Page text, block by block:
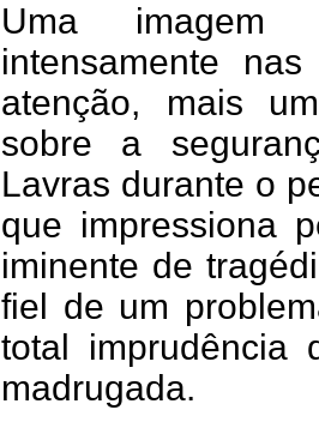
Uma imagem
intensamente
atenção, mais
sobre a
Lavras durante o
que impressiona
iminente de
fiel de um
total imprudência
madrugada.